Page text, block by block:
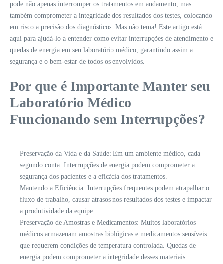
pode não apenas interromper os tratamentos em andamento, mas
também comprometer a integridade dos resultados dos testes, colocando
em risco a precisão dos diagnósticos. Mas não tema! Este artigo está
aqui para ajudá-lo a entender como evitar interrupções de atendimento e
quedas de energia em seu laboratório médico, garantindo assim a
segurança e o bem-estar de todos os envolvidos.
Por que é Importante Manter seu
Laboratório Médico
Funcionando sem Interrupções?
Preservação da Vida e da Saúde: Em um ambiente médico, cada
segundo conta. Interrupções de energia podem comprometer a
segurança dos pacientes e a eficácia dos tratamentos.
Mantendo a Eficiência: Interrupções frequentes podem atrapalhar o
fluxo de trabalho, causar atrasos nos resultados dos testes e impactar
a produtividade da equipe.
Preservação de Amostras e Medicamentos: Muitos laboratórios
médicos armazenam amostras biológicas e medicamentos sensíveis
que requerem condições de temperatura controlada. Quedas de
energia podem comprometer a integridade desses materiais.